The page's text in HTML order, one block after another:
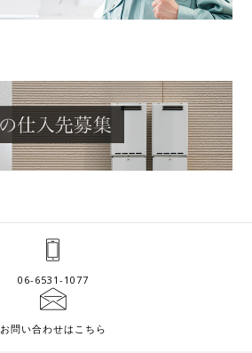
06-6531-1077
お問い合わせはこちら